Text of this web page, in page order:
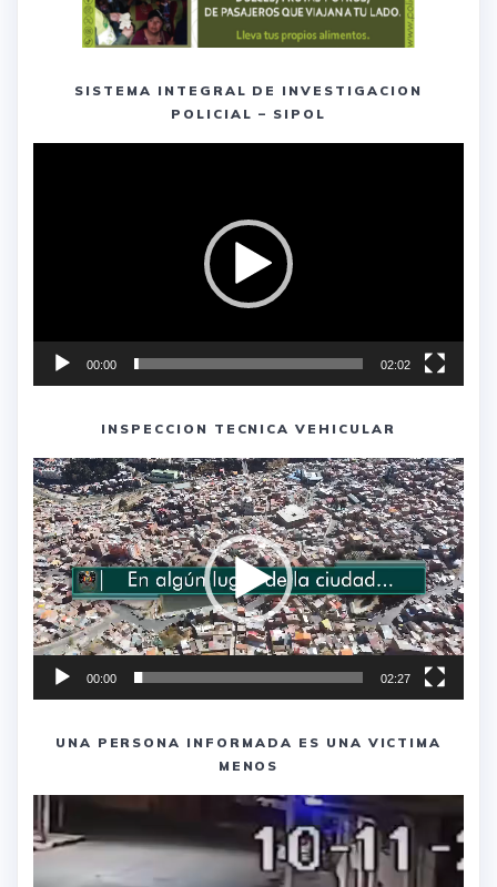
SISTEMA INTEGRAL DE INVESTIGACION
POLICIAL – SIPOL
00:00 02:02
INSPECCION TECNICA VEHICULAR
Reproductor
de
vídeo
00:00 02:27
UNA PERSONA INFORMADA ES UNA VICTIMA
MENOS
Reproductor
de
vídeo